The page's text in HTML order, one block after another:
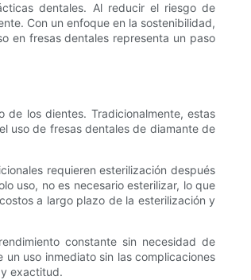
dentales. Al reducir el riesgo de
Con un enfoque en la sostenibilidad,
en fresas dentales representa un paso
los dientes. Tradicionalmente, estas
uso de fresas dentales de diamante de
requieren esterilización después
uso, no es necesario esterilizar, lo que
a largo plazo de la esterilización y
constante sin necesidad de
uso inmediato sin las complicaciones
exactitud.